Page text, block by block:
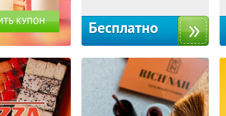
Бесплатно